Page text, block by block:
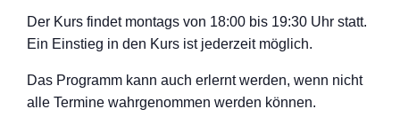
Der Kurs findet montags von 18:00 bis 19:30 Uhr statt.
Ein Einstieg in den Kurs ist jederzeit möglich.
Das Programm kann auch erlernt werden, wenn nicht
alle Termine wahrgenommen werden können.